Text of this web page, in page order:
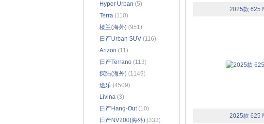
Hyper Urban (5)
Terra (110)
楼兰(海外) (951)
日产Urban SUV (116)
Arizon (11)
日产Terrano (113)
探陆(海外) (1149)
途乐 (4509)
Livina (3)
日产Hang-Out(10)
日产NV200(海外) (333)
2025款 625
2025款 625